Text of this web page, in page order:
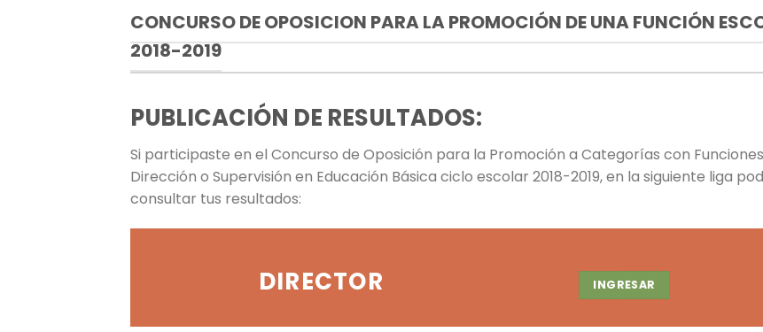
CONCURSO DE OPOSICION PARA LA PROMOCIÓN DE UNA FUNCIÓN
2018-2019
PUBLICACIÓN DE RESULTADOS:
Si participaste en el Concurso de Oposición para la Promoción a Categorías con
Dirección o Supervisión en Educación Básica ciclo escolar 2018-2019, en la siguiente liga
consultar tus resultados:
DIRECTOR INGRESAR